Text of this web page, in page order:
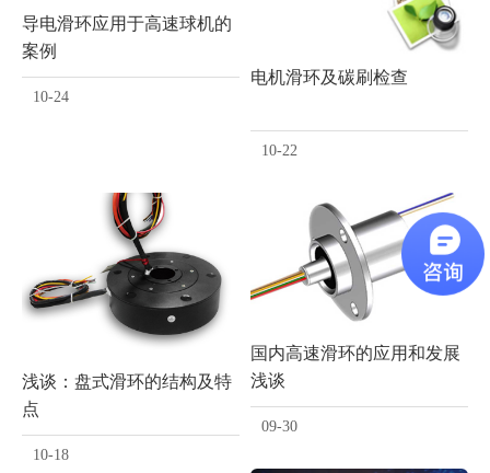
导电滑环应用于高速球机的
案例
10-24
电机滑环及碳刷检查
10-22
浅谈：盘式滑环的结构及特
点
10-18
国内高速滑环的应用和发展
浅谈
09-30